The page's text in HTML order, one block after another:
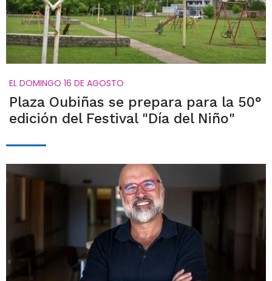
EL DOMINGO 16 DE AGOSTO
Plaza Oubiñas se prepara para la 50°
edición del Festival "Día del Niño"